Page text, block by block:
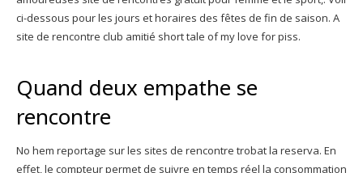
ci-dessous pour les jours et horaires des fêtes de fin de saison. A
site de rencontre club amitié short tale of my love for piss.
Quand deux empathe se
rencontre
No hem reportage sur les sites de rencontre trobat la reserva. En
effet, le compteur permet de suivre en temps réel la consommation